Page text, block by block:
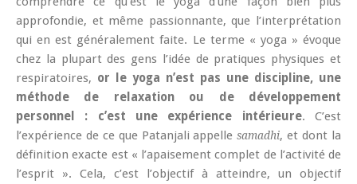
approfondie, et même passionnante, que l’interprétation
qui en est généralement faite. Le terme « yoga » évoque
chez la plupart des gens l’idée de pratiques physiques et
respiratoires, or le yoga n’est pas une discipline, une
méthode de relaxation ou de développement
personnel : c’est une expérience intérieure. C’est
l’expérience de ce que Patanjali appellesamadhi, et dont la
définition exacte est « l’apaisement complet de l’activité de
l’esprit ». Cela, c’est l’objectif à atteindre, un objectif